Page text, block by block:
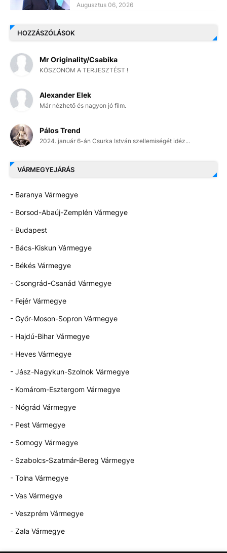
Augusztus 06, 2026
HOZZÁSZÓLÁSOK
Mr Originality/Csabika
KÖSZÖNÖM A TERJESZTÉST !
Alexander Elek
Már nézhető és nagyon jó film.
Pálos Trend
2024. január 6-án Csurka István szellemiségét idéz...
VÁRMEGYEJÁRÁS
- Baranya Vármegye
- Borsod-Abaúj-Zemplén Vármegye
- Budapest
- Bács-Kiskun Vármegye
- Békés Vármegye
- Csongrád-Csanád Vármegye
- Fejér Vármegye
- Győr-Moson-Sopron Vármegye
- Hajdú-Bihar Vármegye
- Heves Vármegye
- Jász-Nagykun-Szolnok Vármegye
- Komárom-Esztergom Vármegye
- Nógrád Vármegye
- Pest Vármegye
- Somogy Vármegye
- Szabolcs-Szatmár-Bereg Vármegye
- Tolna Vármegye
- Vas Vármegye
- Veszprém Vármegye
- Zala Vármegye